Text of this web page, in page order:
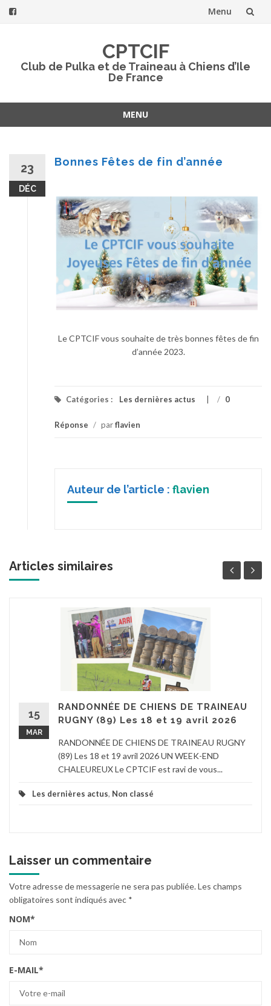
Menu
CPTCIF
Club de Pulka et de Traineau à Chiens d’Ile
De France
MENU
23
DÉC
Bonnes Fêtes de fin d’année
Le CPTCIF vous souhaite de très bonnes fêtes de fin
d’année 2023.
Catégories : Les dernières actus / 0
Réponse / parflavien
Auteur de l’article : flavien
Articles similaires
15
MAR
RANDONNÉE DE CHIENS DE TRAINEAU
RUGNY (89) Les 18 et 19 avril 2026
RANDONNÉE DE CHIENS DE TRAINEAU RUGNY
(89) Les 18 et 19 avril 2026 UN WEEK-END
CHALEUREUX Le CPTCIF est ravi de vous...
Les dernières actus, Non classé
Laisser un commentaire
Votre adresse de messagerie ne sera pas publiée.Les champs
obligatoires sont indiqués avec *
NOM*
E-MAIL*